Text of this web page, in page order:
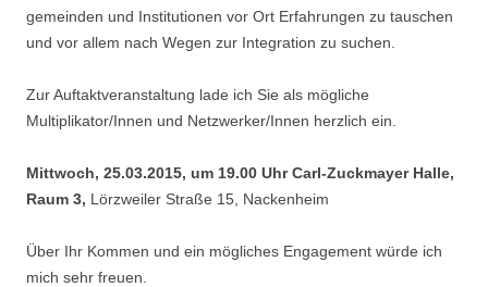
gemeinden und Institutionen vor Ort Erfahrungen zu tauschen
und vor allem nach Wegen zur Integration zu suchen.
Zur Auftaktveranstaltung lade ich Sie als mögliche
Multiplikator/Innen und Netzwerker/Innen herzlich ein.
Mittwoch, 25.03.2015, um 19.00 Uhr Carl-Zuckmayer Halle,
Raum 3, Lörzweiler Straße 15, Nackenheim
Über Ihr Kommen und ein mögliches Engagement würde ich
mich sehr freuen.